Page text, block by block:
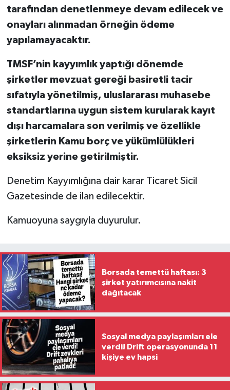
tarafından denetlenmeye devam edilecek ve
onayları alınmadan örneğin ödeme
yapılamayacaktır.
TMSF’nin kayyımlık yaptığı dönemde
şirketler mevzuat gereği basiretli tacir
sıfatıyla yönetilmiş, uluslararası muhasebe
standartlarına uygun sistem kurularak kayıt
dışı harcamalara son verilmiş ve özellikle
şirketlerin Kamu borç ve yükümlülükleri
eksiksiz yerine getirilmiştir.
Denetim Kayyımlığına dair karar Ticaret Sicil
Gazetesinde de ilan edilecektir.
Kamuoyuna saygıyla duyurulur.
Borsada temettü haftası: 3
şirket yatırımcısına nakit
dağıtacak
Sosyal medya paylaşımları ele
verdi! Drift operasyonunda 11
kişiye ev hapsi